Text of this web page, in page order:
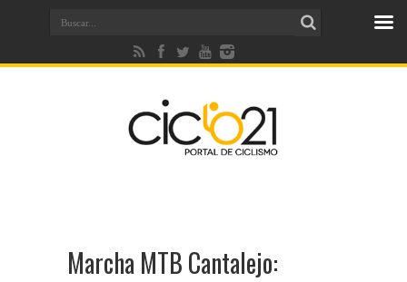
Marcha MTB Cantalejo: